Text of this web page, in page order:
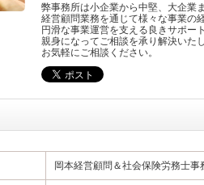
弊事務所は小企業から中堅、大企業
経営顧問業務を通じて様々な事業の
円滑な事業運営を支える良きサポー
親身になってご相談を承り解決いたし
お気軽にご相談ください。
岡本経営顧問＆社会保険労務士事